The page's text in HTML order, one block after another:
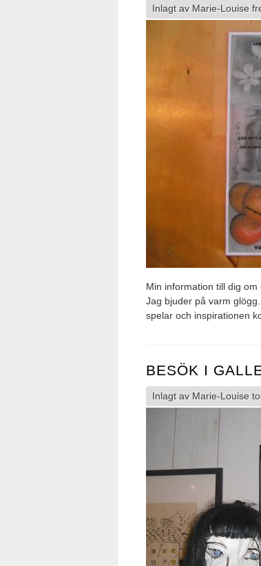
Inlagt av Marie-Louise
Min information till dig
Jag bjuder på varm
spelar och inspirationen
BESÖK I
Inlagt av Marie-Louise